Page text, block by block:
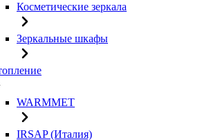
Косметические зеркала
Зеркальные шкафы
WARMMET
IRSAP (Италия)